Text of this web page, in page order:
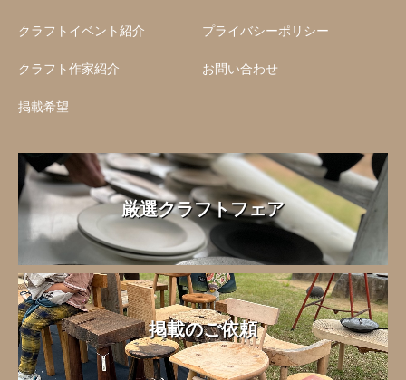
クラフトイベント紹介
クラフト作家紹介
掲載希望
プライバシーポリシー
お問い合わせ
厳選クラフトフェア
掲載のご依頼